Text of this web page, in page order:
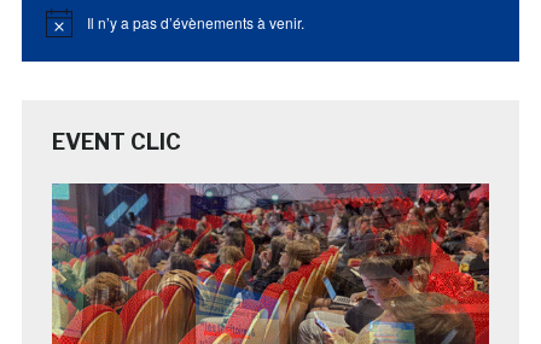
Notice Il n’y a pas d’évènements à venir.
EVENT CLIC